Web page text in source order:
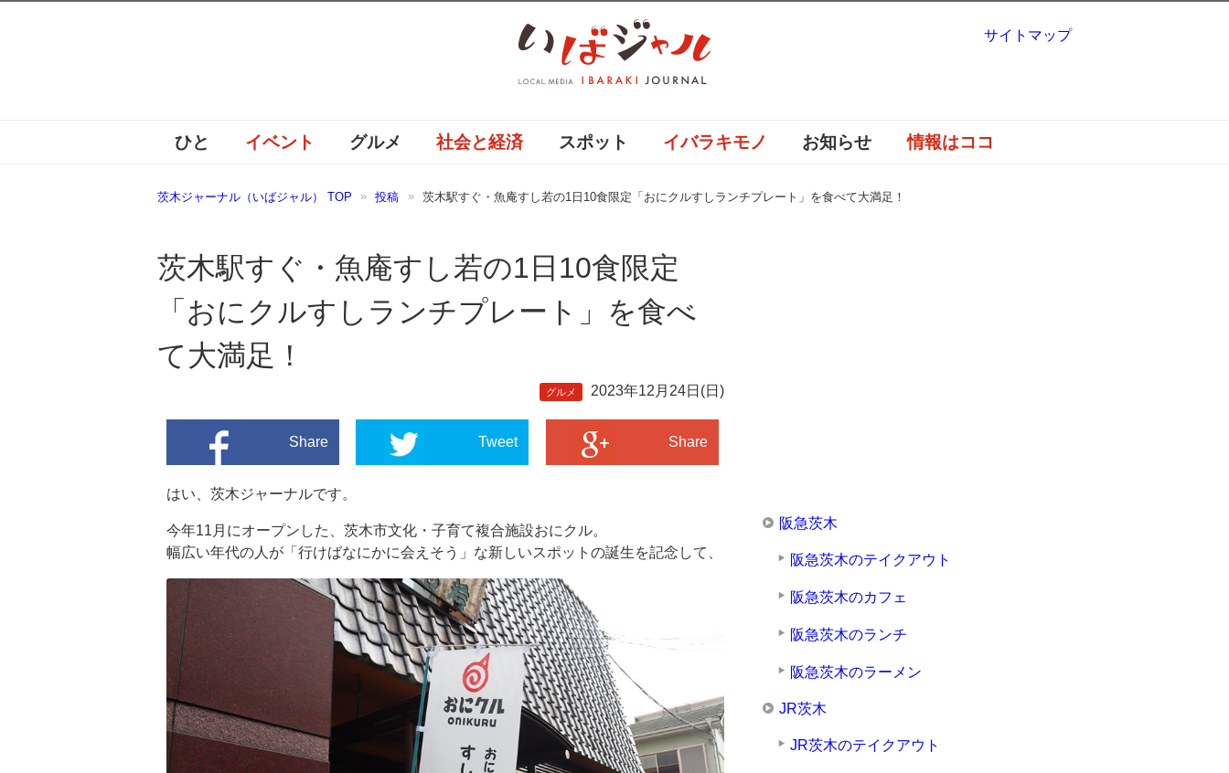
ひと イベント グルメ 社会と経済 スポット イバラキモノ お知らせ 情報はココ
茨木ジャーナル（いばジャル） TOP 投稿 茨木駅すぐ・魚庵すし若の1日10食限定「おにクルすしランチプレート」を食べて大満足！
茨木駅すぐ・魚庵すし若の1日10食限定
「おにクルすしランチプレート」を食べ
て大満足！
グルメ 2023年12月24日(日)
Share Tweet Share
はい、茨木ジャーナルです。
今年11月にオープンした、茨木市文化・子育て複合施設おにクル。
幅広い年代の人が「行けばなにかに会えそう」な新しいスポットの誕生を記念して、
阪急茨木
阪急茨木のテイクアウト
阪急茨木のカフェ
阪急茨木のランチ
阪急茨木のラーメン
JR茨木
JR茨木のテイクアウト
サイトマップ